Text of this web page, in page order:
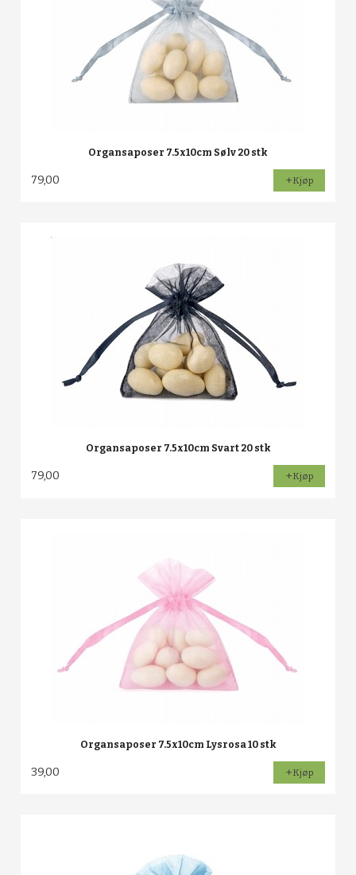
Organsaposer 7.5x10cm Sølv 20 stk
79,00 Kjøp
Organsaposer 7.5x10cm Svart 20 stk
79,00 Kjøp
Organsaposer 7.5x10cm Lysrosa 10 stk
39,00 Kjøp